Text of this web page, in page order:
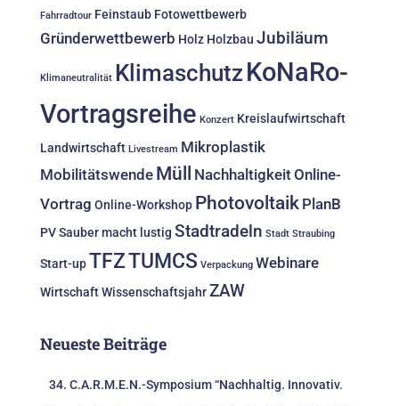
Fahrradtour Feinstaub Fotowettbewerb
Gründerwettbewerb Holz Holzbau Jubiläum
Klimaneutralität KlimaschutzKoNaRo-
Vortragsreihe Konzert Kreislaufwirtschaft
Landwirtschaft Livestream Mikroplastik
Mobilitätswende Müll NachhaltigkeitOnline-
Vortrag Online-Workshop Photovoltaik PlanB
PVSauber macht lustig Stadtradeln Stadt Straubing
Start-upTFZTUMCS Verpackung Webinare
WirtschaftWissenschaftsjahrZAW
Neueste Beiträge
34. C.A.R.M.E.N.-Symposium “Nachhaltig. Innovativ.